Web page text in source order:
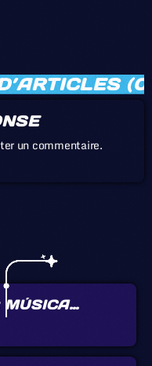
un commentaire.
MÚSICA